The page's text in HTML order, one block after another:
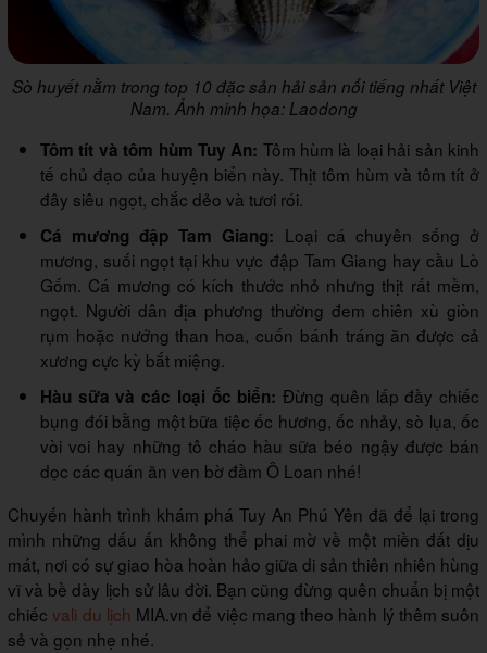
Sò huyết nằm trong top 10 đặc sản hải sản nổi tiếng nhất Việt
Nam. Ảnh minh họa: Laodong
Tôm tít và tôm hùm Tuy An: Tôm hùm là loại hải sản kinh
tế chủ đạo của huyện biển này. Thịt tôm hùm và tôm tít ở
đây siêu ngọt, chắc dẻo và tươi rói.
Cá mương đập Tam Giang: Loại cá chuyên sống ở
mương, suối ngọt tại khu vực đập Tam Giang hay cầu Lò
Gốm. Cá mương có kích thước nhỏ nhưng thịt rất mềm,
ngọt. Người dân địa phương thường đem chiên xù giòn
rụm hoặc nướng than hoa, cuốn bánh tráng ăn được cả
xương cực kỳ bắt miệng.
Hàu sữa và các loại ốc biển: Đừng quên lấp đầy chiếc
bụng đói bằng một bữa tiệc ốc hương, ốc nhảy, sò lụa, ốc
vòi voi hay những tô cháo hàu sữa béo ngậy được bán
dọc các quán ăn ven bờ đầm Ô Loan nhé!
Chuyến hành trình khám phá Tuy An Phú Yên đã để lại trong
mình những dấu ấn không thể phai mờ về một miền đất dịu
mát, nơi có sự giao hòa hoàn hảo giữa di sản thiên nhiên hùng
vĩ và bề dày lịch sử lâu đời. Bạn cũng đừng quên chuẩn bị một
chiếcvali du lịch MIA.vn để việc mang theo hành lý thêm suôn
sẻ và gọn nhẹ nhé.